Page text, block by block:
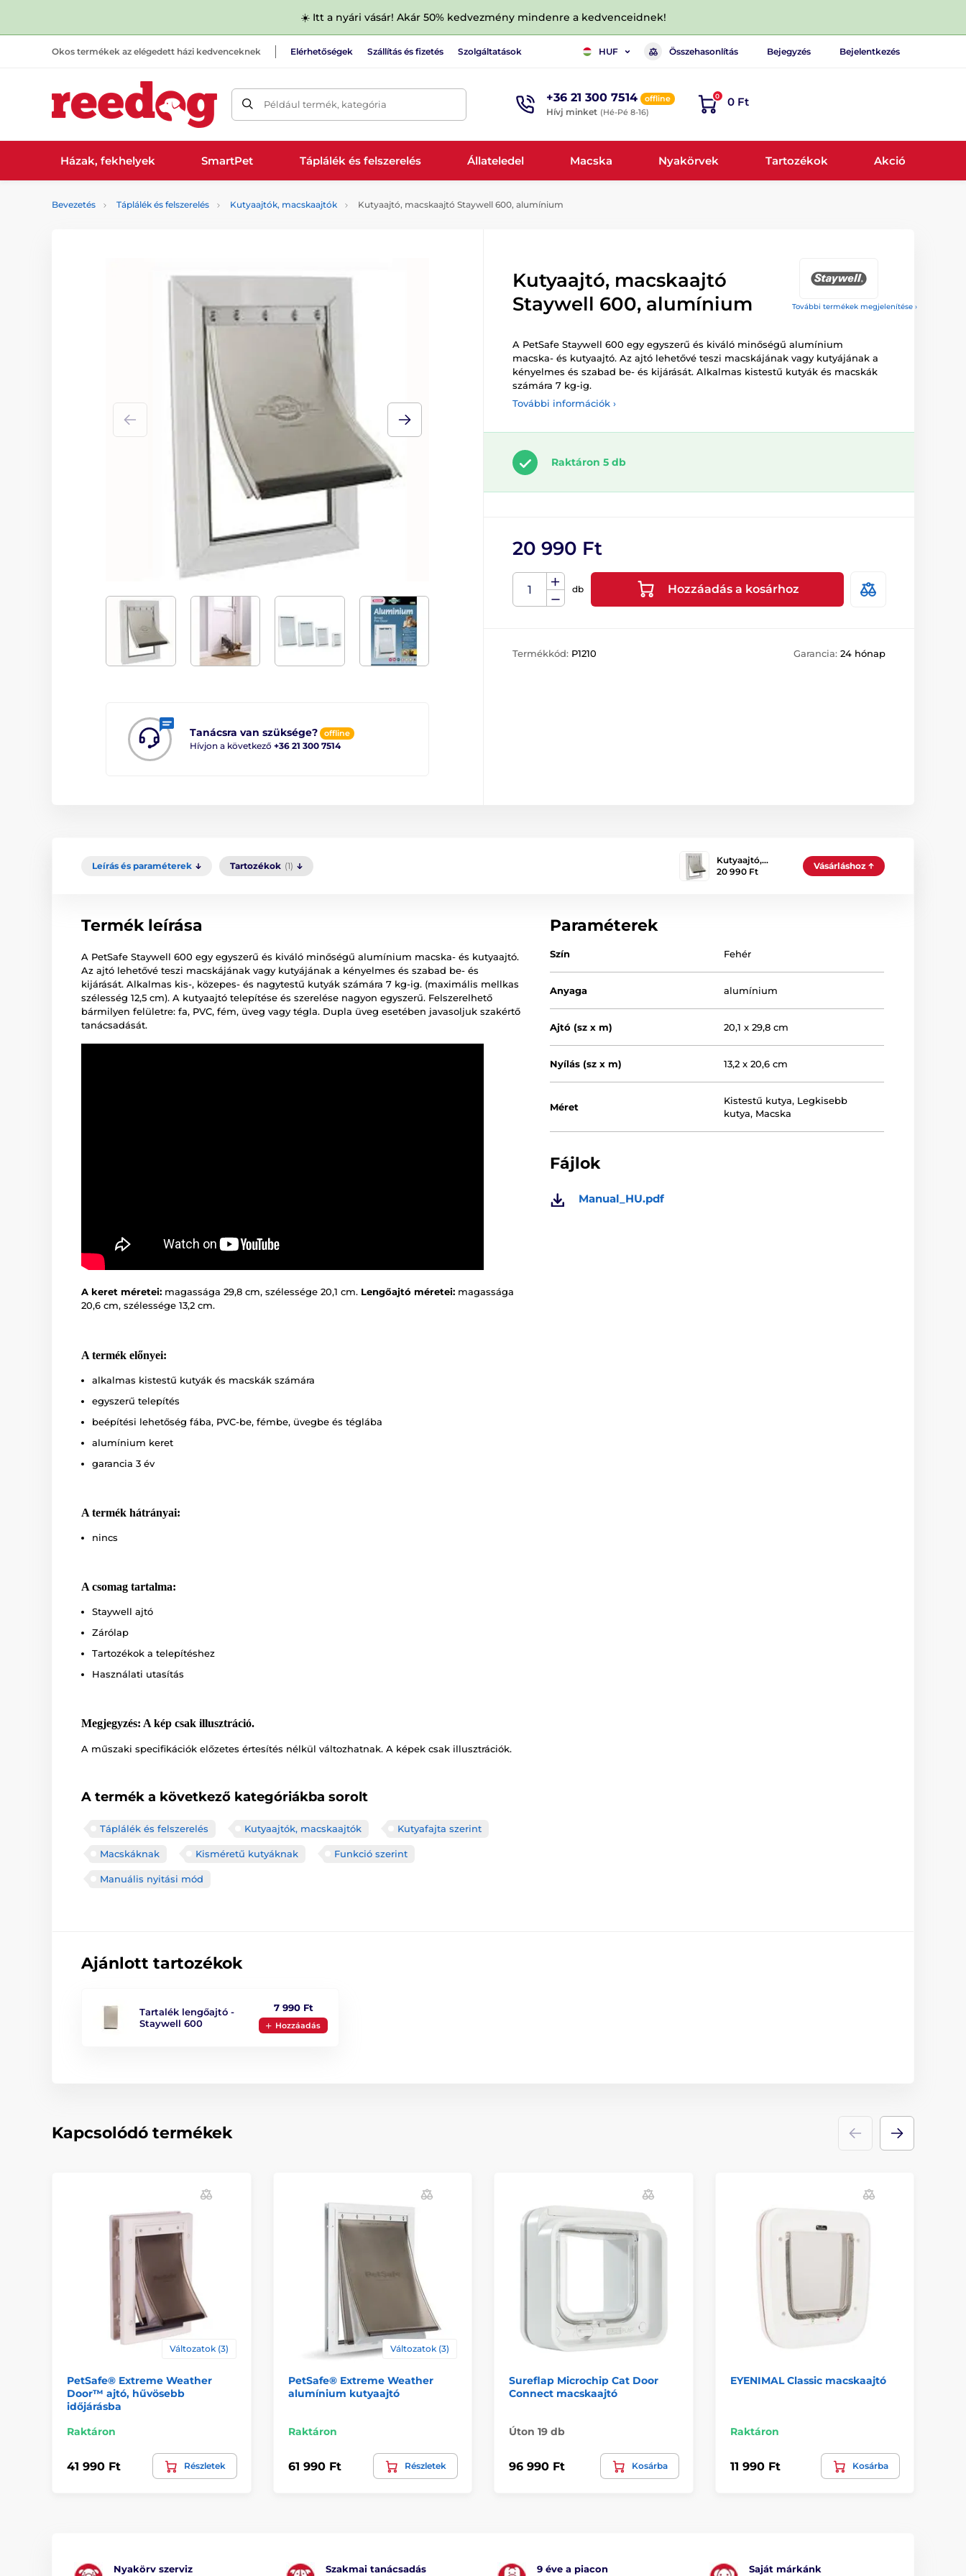
☀️ Itt a nyári vásár! Akár 50% kedvezmény mindenre a kedvenceidnek!
Okos termékek az elégedett házi kedvenceknek Elérhetőségek Szállítás és fizetés Szolgáltatások HUF Összehasonlítás Bejegyzés Bejelentkezés
Például termék, kategória +36 21 300 7514 offline
Hívj minket (Hé-Pé 8-16)
0 0 Ft
Házak, fekhelyek SmartPet Táplálék és felszerelés Állateledel Macska Nyakörvek Tartozékok Akció
Bevezetés Táplálék és felszerelés Kutyaajtók, macskaajtók Kutyaajtó, macskaajtó Staywell 600, alumínium
További termékek megjelenítése ›
Tanácsra van szüksége? offline
Hívjon a következő +36 21 300 7514
Kutyaajtó, macskaajtó
Staywell 600, alumínium
A PetSafe Staywell 600 egy egyszerű és kiváló minőségű alumínium
macska- és kutyaajtó. Az ajtó lehetővé teszi macskájának vagy kutyájának a
kényelmes és szabad be- és kijárását. Alkalmas kistestű kutyák és macskák
számára 7 kg-ig.
További információk ›
Raktáron 5 db
20 990 Ft
db Hozzáadás a kosárhoz
Termékkód: P1210 Garancia: 24 hónap
Leírás és paraméterek Tartozékok (1)
Kutyaajtó,…
20 990 Ft
Vásárláshoz
Termék leírása
A PetSafe Staywell 600 egy egyszerű és kiváló minőségű alumínium macska- és kutyaajtó.
Az ajtó lehetővé teszi macskájának vagy kutyájának a kényelmes és szabad be- és
kijárását. Alkalmas kis-, közepes- és nagytestű kutyák számára 7 kg-ig. (maximális mellkas
szélesség 12,5 cm). A kutyaajtó telepítése és szerelése nagyon egyszerű. Felszerelhető
bármilyen felületre: fa, PVC, fém, üveg vagy tégla. Dupla üveg esetében javasoljuk szakértő
tanácsadását.
A keret méretei: magassága 29,8 cm, szélessége 20,1 cm. Lengőajtó méretei: magassága
20,6 cm, szélessége 13,2 cm.
A termék előnyei:
alkalmas kistestű kutyák és macskák számára
egyszerű telepítés
beépítési lehetőség fába, PVC-be, fémbe, üvegbe és téglába
alumínium keret
garancia 3 év
A termék hátrányai:
nincs
A csomag tartalma:
Staywell ajtó
Zárólap
Tartozékok a telepítéshez
Használati utasítás
Megjegyzés: A kép csak illusztráció.
A műszaki specifikációk előzetes értesítés nélkül változhatnak. A képek csak illusztrációk.
A termék a következő kategóriákba sorolt
Táplálék és felszerelés Kutyaajtók, macskaajtók Kutyafajta szerint
Macskáknak Kisméretű kutyáknak Funkció szerint
Manuális nyitási mód
Paraméterek
Szín Fehér
Anyaga alumínium
Ajtó (sz x m) 20,1 x 29,8 cm
Nyílás (sz x m) 13,2 x 20,6 cm
Méret
Kistestű kutya, Legkisebb
kutya, Macska
Fájlok
Manual_HU.pdf
Ajánlott tartozékok
Tartalék lengőajtó -
Staywell 600
7 990 Ft
Hozzáadás
Kapcsolódó termékek
Változatok (3)
PetSafe® Extreme Weather
Door™ ajtó, hűvösebb
időjárásba
Raktáron
41 990 Ft Részletek
Változatok (3)
PetSafe® Extreme Weather
alumínium kutyaajtó
Raktáron
61 990 Ft Részletek
Sureflap Microchip Cat Door
Connect macskaajtó
Úton 19 db
96 990 Ft Kosárba
EYENIMAL Classic macskaajtó
Raktáron
11 990 Ft Kosárba
Nyakörv szerviz Szakmai tanácsadás 9 éve a piacon Saját márkánk